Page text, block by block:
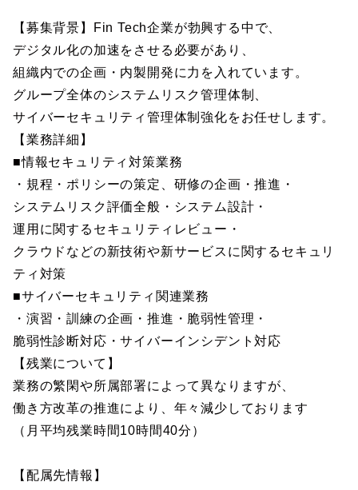
【募集背景】Fin Tech企業が勃興する中で、
デジタル化の加速をさせる必要があり、
組織内での企画・内製開発に力を入れています。
グループ全体のシステムリスク管理体制、
サイバーセキュリティ管理体制強化をお任せします。
【業務詳細】
■情報セキュリティ対策業務
・規程・ポリシーの策定、研修の企画・推進・
システムリスク評価全般・システム設計・
運用に関するセキュリティレビュー・
クラウドなどの新技術や新サービスに関するセキュリ
ティ対策
■サイバーセキュリティ関連業務
・演習・訓練の企画・推進・脆弱性管理・
脆弱性診断対応・サイバーインシデント対応
【残業について】
業務の繁閑や所属部署によって異なりますが、
働き方改革の推進により、年々減少しております
（月平均残業時間10時間40分）
【配属先情報】